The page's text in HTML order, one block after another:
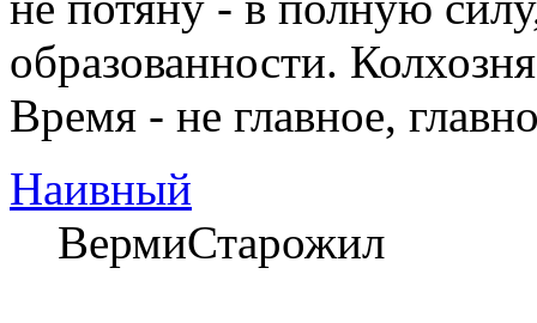
образованности.
Время - не главное,
Наивный
ВермиСтарожил